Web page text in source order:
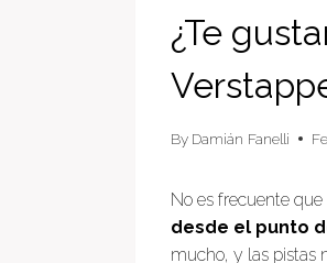
¿Te
By Damián Fanelli
No es frecuente
desde el punto
mucho, y las pistas